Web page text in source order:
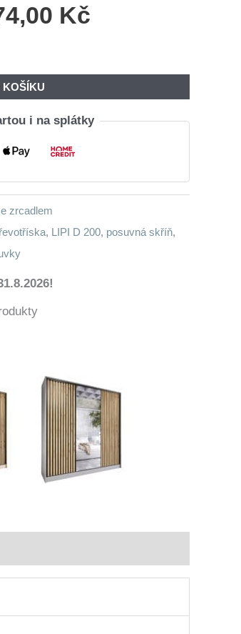
Kč.
Kč
474,00 Kč.
KOŠÍKU
i na splátky
zrcadlem
, LIPI D 200, posuvná skříň,